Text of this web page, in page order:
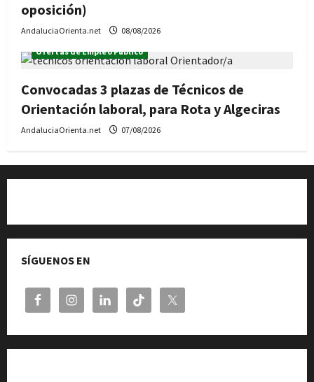
oposición)
AndaluciaOrienta.net
08/08/2026
Ofertas de Empleo Público
Convocadas 3 plazas de Técnicos de
Orientación laboral, para Rota y Algeciras
AndaluciaOrienta.net 07/08/2026
SÍGUENOS EN